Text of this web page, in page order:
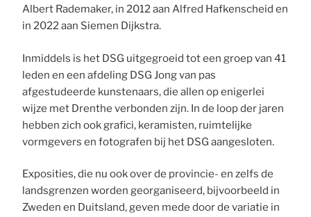
Albert Rademaker, in 2012 aan Alfred Hafkenscheid en
in 2022 aan Siemen Dijkstra.
Inmiddels is het DSG uitgegroeid tot een groep van 41
leden en een afdeling DSG Jong van pas
afgestudeerde kunstenaars, die allen op enigerlei
wijze met Drenthe ver­bonden zijn. In de loop der jaren
hebben zich ook grafici, keramisten, ruimtelijke
vormgevers en fotografen bij het DSG aangesloten.
Exposities, die nu ook over de provincie- en zelfs de
lands­grenzen worden georganiseerd, bijvoorbeeld in
Zweden en Duitsland, geven mede door de variatie in